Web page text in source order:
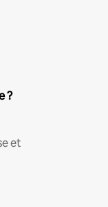
?
et